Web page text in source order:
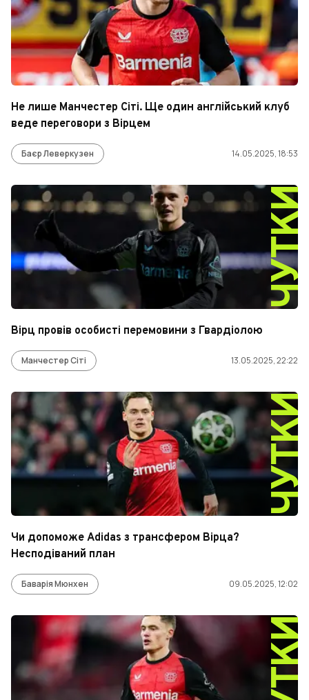
Не лише Манчестер Сіті. Ще один англійський клуб
веде переговори з Вірцем
Баєр Леверкузен 14.05.2025, 18:53
Вірц провів особисті перемовини з Гвардіолою
Манчестер Сіті 13.05.2025, 22:22
Чи допоможе Adidas з трансфером Вірца?
Несподіваний план
Баварія Мюнхен 09.05.2025, 12:02